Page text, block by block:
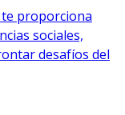
proporciona
sociales,
desafíos del